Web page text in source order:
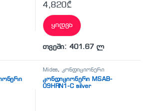
4,820₾
ყიდვა
თვეში: 401.67 ლ
Midea,კონდიციონერი
კონდიციონერი MSAB-
09HRN1-C silver